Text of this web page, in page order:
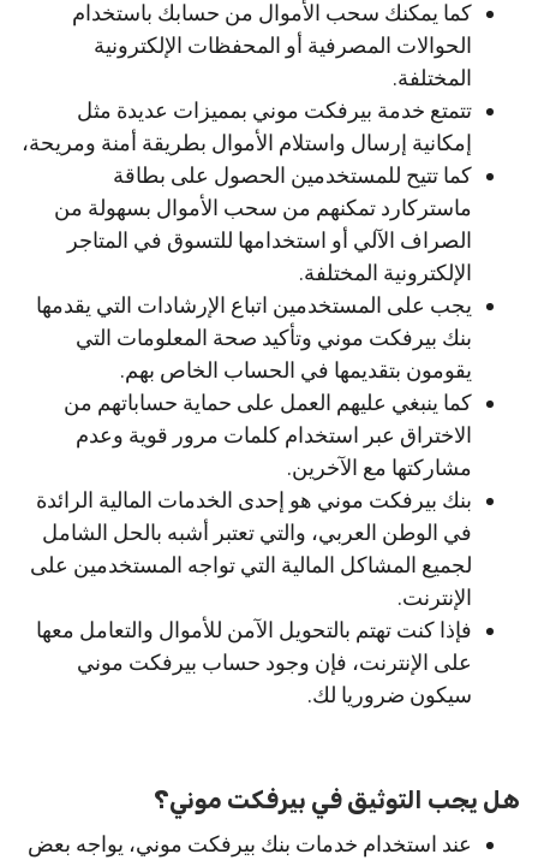
كما يمكنك سحب الأموال من حسابك باستخدام
الحوالات المصرفية أو المحفظات الإلكترونية
المختلفة.
تتمتع خدمة بيرفكت موني بمميزات عديدة مثل
إمكانية إرسال واستلام الأموال بطريقة أمنة ومريحة،
كما تتيح للمستخدمين الحصول على بطاقة
ماستركارد تمكنهم من سحب الأموال بسهولة من
الصراف الآلي أو استخدامها للتسوق في المتاجر
الإلكترونية المختلفة.
يجب على المستخدمين اتباع الإرشادات التي يقدمها
بنك بيرفكت موني وتأكيد صحة المعلومات التي
يقومون بتقديمها في الحساب الخاص بهم.
كما ينبغي عليهم العمل على حماية حساباتهم من
الاختراق عبر استخدام كلمات مرور قوية وعدم
مشاركتها مع الآخرين.
بنك بيرفكت موني هو إحدى الخدمات المالية الرائدة
في الوطن العربي، والتي تعتبر أشبه بالحل الشامل
لجميع المشاكل المالية التي تواجه المستخدمين على
الإنترنت.
فإذا كنت تهتم بالتحويل الآمن للأموال والتعامل معها
على الإنترنت، فإن وجود حساب بيرفكت موني
سيكون ضروريا لك.
هل يجب التوثيق في بيرفكت موني؟
عند استخدام خدمات بنك بيرفكت موني، يواجه بعض